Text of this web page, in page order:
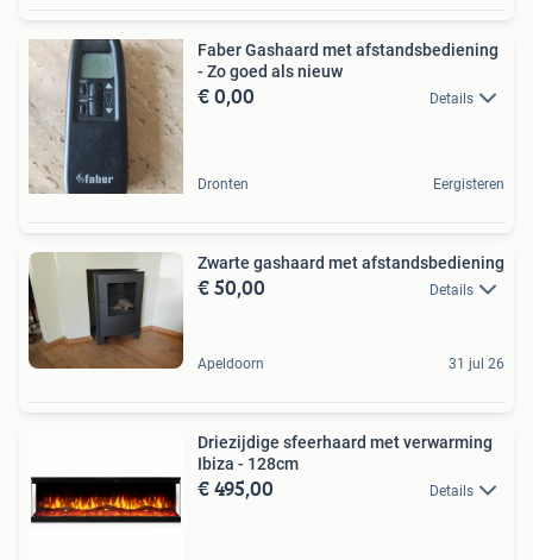
Faber Gashaard met afstandsbediening
- Zo goed als nieuw
€ 0,00 Details
Dronten Eergisteren
Zwarte gashaard met afstandsbediening
€ 50,00 Details
Apeldoorn 31 jul 26
Driezijdige sfeerhaard met verwarming
Ibiza - 128cm
€ 495,00 Details